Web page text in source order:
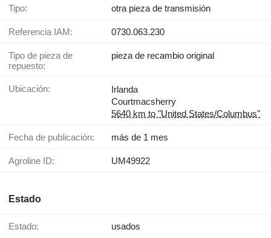
Tipo: otra pieza de transmisión
Referencia IAM: 0730.063.230
Tipo de pieza de
repuesto:
pieza de recambio original
Ubicación:
Irlanda
Courtmacsherry
5640 km to "United States/Columbus"
Fecha de publicación: más de 1 mes
Agroline ID: UM49922
Estado
Estado: usados